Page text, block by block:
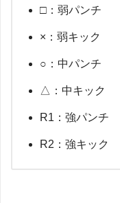
□：弱パンチ
×：弱キック
○：中パンチ
△：中キック
R1：強パンチ
R2：強キック